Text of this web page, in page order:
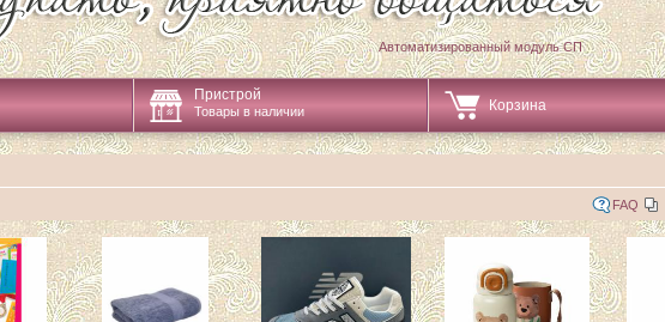
Автоматизированный модуль СП
Пристрой
Товары в наличии Корзина
FAQ